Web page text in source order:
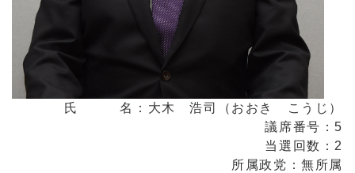
氏 名：大木 浩司（おおき こうじ）
議席番号：5
当選回数：2
所属政党：無所属